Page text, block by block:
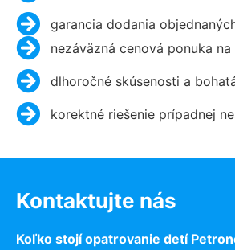
garancia dodania
nezáväzná cenová ponuka na
dlhoročné skúsenosti a
korektné riešenie prípadnej
Kontaktujte nás
Koľko stojí opatrovanie detí